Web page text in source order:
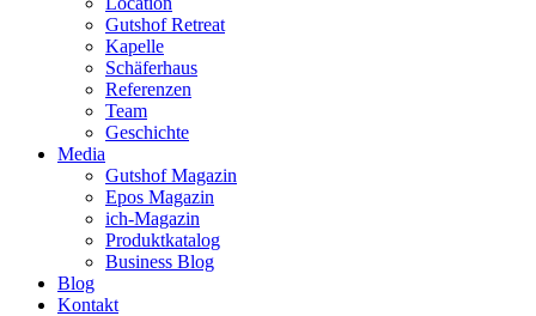
Gutshof Retreat
Kapelle
Schäferhaus
Referenzen
Team
Geschichte
Media
Gutshof Magazin
Epos Magazin
ich-Magazin
Produktkatalog
Business Blog
Blog
Kontakt